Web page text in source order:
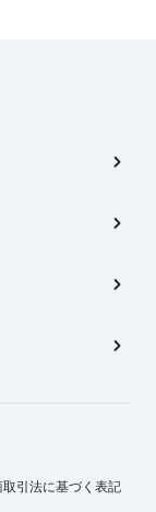
取引法に基づく表記